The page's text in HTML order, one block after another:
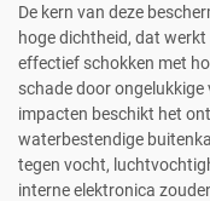
De kern van deze
hoge dichtheid, dat
effectief schokken met
schade door
impacten beschikt het
waterbestendige
tegen vocht,
interne elektronica